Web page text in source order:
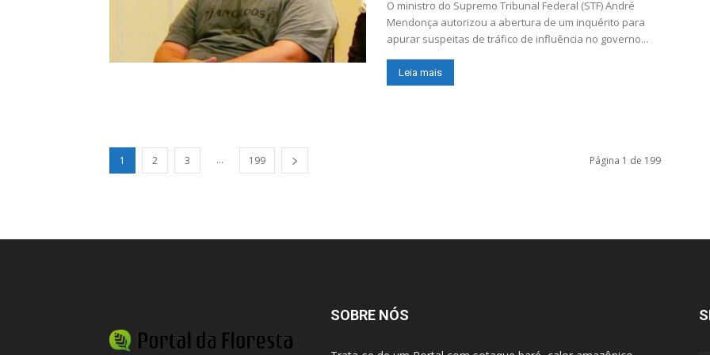
O ministro do Supremo Tribunal Federal (STF) André
Mendonça autorizou a abertura de um inquérito para
apurar suspeitas de tráfico de influência no governo...
Leia mais
1 2 3 ... 199 Página 1 de 199
SOBRE NÓS